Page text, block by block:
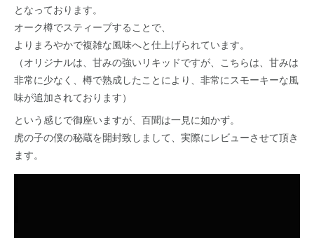
となっております。
オーク樽でスティープすることで、
よりまろやかで複雑な風味へと仕上げられています。
（オリジナルは、甘みの強いリキッドですが、こちらは、甘みは
非常に少なく、樽で熟成したことにより、非常にスモーキーな風
味が追加されております）
という感じで御座いますが、百聞は一見に如かず。
虎の子の僕の秘蔵を開封致しまして、実際にレビューさせて頂き
ます。